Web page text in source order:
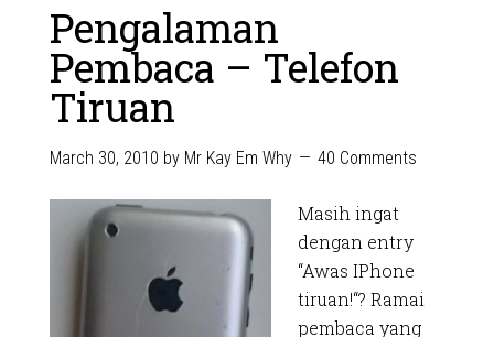
Pengalaman
Pembaca – Telefon
Tiruan
March 30, 2010 by Mr Kay Em Why 40 Comments
Masih ingat
dengan entry
“Awas IPhone
tiruan!“? Ramai
pembaca yang